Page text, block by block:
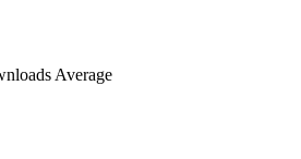
Average